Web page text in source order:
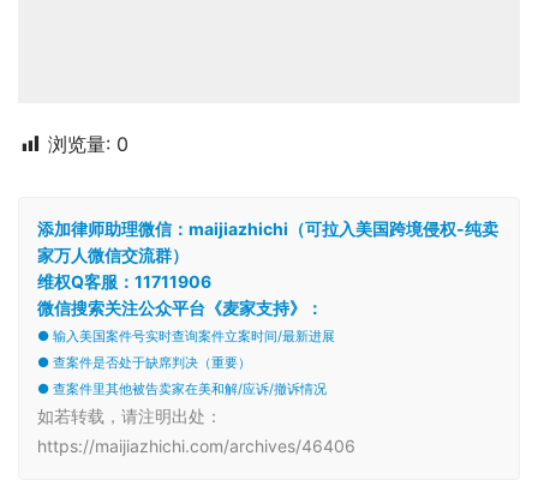
浏览量: 0
添加律师助理微信：maijiazhichi（可拉入美国跨境侵权-纯卖
家万人微信交流群）
维权Q客服：11711906
微信搜索关注公众平台《麦家支持》：
● 输入美国案件号实时查询案件立案时间/最新进展
● 查案件是否处于缺席判决（重要）
● 查案件里其他被告卖家在美和解/应诉/撤诉情况
如若转载，请注明出处：
https://maijiazhichi.com/archives/46406